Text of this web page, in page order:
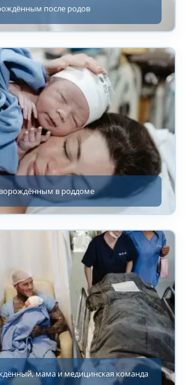
после родов
в роддоме
мама и медицинская команда